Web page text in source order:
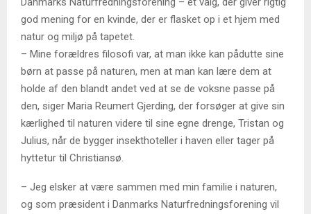
god mening for en kvinde, der er flasket op i et hjem med
natur og miljø på tapetet.
– Mine forældres filosofi var, at man ikke kan pådutte sine
børn at passe på naturen, men at man kan lære dem at
holde af den blandt andet ved at se de voksne passe på
den, siger Maria Reumert Gjerding, der forsøger at give sin
kærlighed til naturen videre til sine egne drenge, Tristan og
Julius, når de bygger insekthoteller i haven eller tager på
hyttetur til Christiansø.
– Jeg elsker at være sammen med min familie i naturen,
og som præsident i Danmarks Naturfredningsforening vil